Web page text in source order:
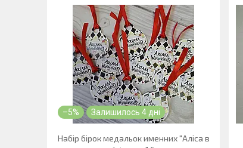
–5% Залишилось 4 дні
Набір бірок медальок именних "Аліса в